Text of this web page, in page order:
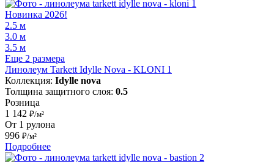
Новинка 2026!
2.5 м
3.0 м
3.5 м
Еще 2 размера
Линолеум Tarkett Idylle Nova - KLONI 1
Коллекция: Idylle nova
Толщина защитного слоя: 0.5
Розница
1 142 ₽/м²
От 1 рулона
996 ₽/м²
Подробнее